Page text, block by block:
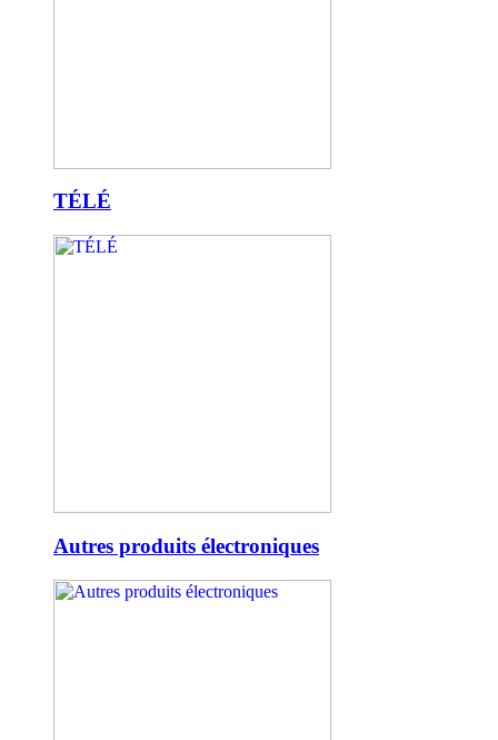
TÉLÉ
Autres produits électroniques